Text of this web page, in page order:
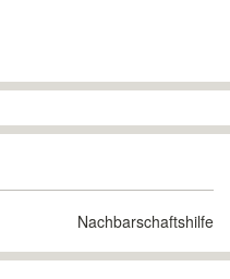
Nachbarschaftshilfe